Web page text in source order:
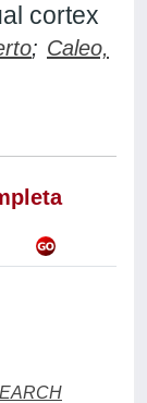
cortex
; Caleo,